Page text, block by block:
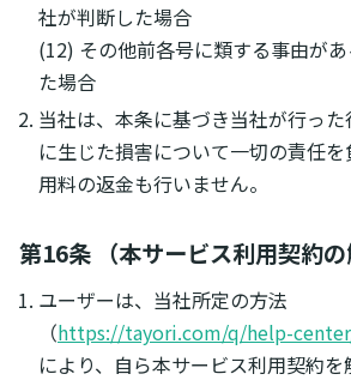
社が判断した場合
(12) その他前各号に類する事由が
た場合
当社は、本条に基づき当社が行っ
に生じた損害について一切の責任
用料の返金も行いません。
第16条 （本サービス利用契約の
ユーザーは、当社所定の方法
（https://tayori.com/q/help-
により、自ら本サービス利用契約